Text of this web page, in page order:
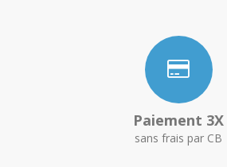
Paiement 3X
sans frais par CB